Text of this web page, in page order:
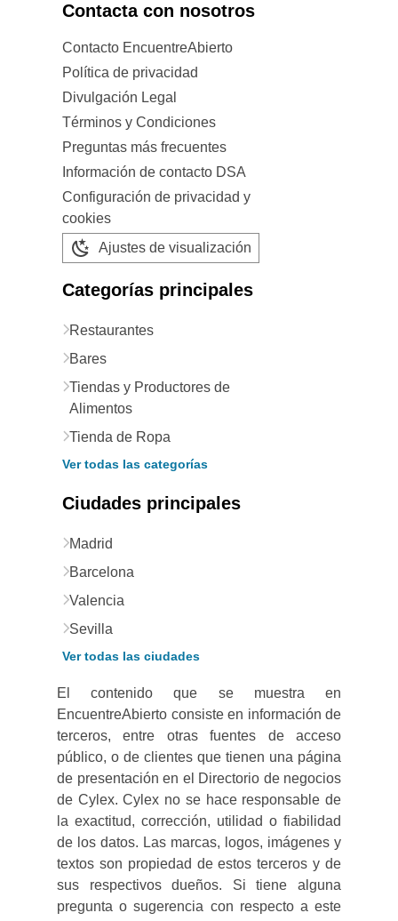
Contacta con nosotros
Contacto EncuentreAbierto
Política de privacidad
Divulgación Legal
Términos y Condiciones
Preguntas más frecuentes
Información de contacto DSA
Configuración de privacidad y
cookies
Ajustes de visualización
Categorías principales
Restaurantes
Bares
Tiendas y Productores de
Alimentos
Tienda de Ropa
Ver todas las categorías
Ciudades principales
Madrid
Barcelona
Valencia
Sevilla
Ver todas las ciudades
El contenido que se muestra en
EncuentreAbierto consiste en información de
terceros, entre otras fuentes de acceso
público, o de clientes que tienen una página
de presentación en el Directorio de negocios
de Cylex. Cylex no se hace responsable de
la exactitud, corrección, utilidad o fiabilidad
de los datos. Las marcas, logos, imágenes y
textos son propiedad de estos terceros y de
sus respectivos dueños. Si tiene alguna
pregunta o sugerencia con respecto a este